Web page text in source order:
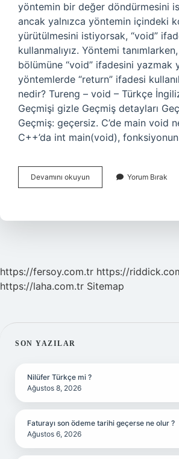
yöntemin bir değer döndürmesini
ancak yalnızca yöntemin içindeki
yürütülmesini istiyorsak, “void”
kullanmalıyız. Yöntemi
bölümüne “void” ifadesini yazmak
yöntemlerde “return” ifadesi
nedir? Tureng – void – Türkçe
Geçmişi gizle Geçmiş detayları
Geçmiş: geçersiz. C’de main void
C++’da int main(void),
Devamını okuyun
Ta
Işe
Yorum Bırak
https://fersoy.com.tr https://
https://laha.com.tr Sitemap
SIDEBAR
SON YAZILAR
Nilüfer Türkçe mi ?
Ağustos 8, 2026
Faturayı son ödeme tarihi geçerse ne olur ?
Ağustos 6, 2026